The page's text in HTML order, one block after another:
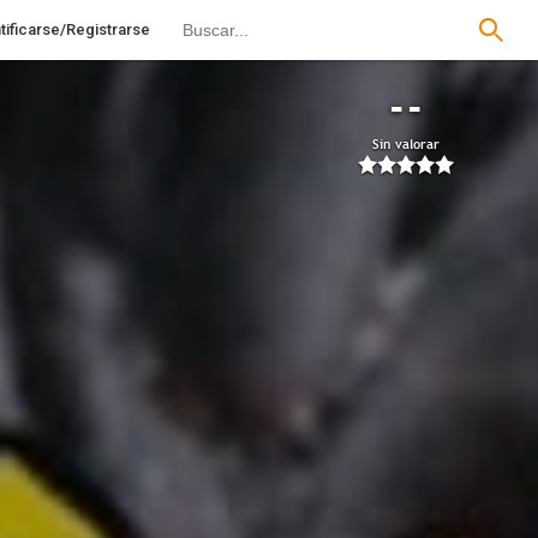
Registrarse
--
Sin valorar